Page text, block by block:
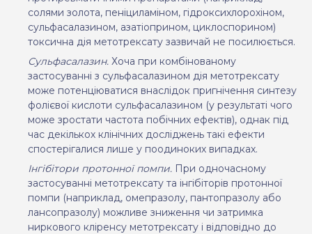
солями золота, пеніциламіном, гідроксихлорохіном,
сульфасалазином, азатіоприном, циклоспорином)
токсична дія метотрексату зазвичай не посилюється.
Сульфасалазин. Хоча при комбінованому
застосуванні з сульфасалазином дія метотрексату
може потенціюватися внаслідок пригнічення синтезу
фолієвої кислоти сульфасалазином (у результаті чого
може зростати частота побічних ефектів), однак під
час декількох клінічних досліджень такі ефекти
спостерігалися лише у поодиноких випадках.
Інгібітори протонної помпи. При одночасному
застосуванні метотрексату та інгібіторів протонної
помпи (наприклад, омепразолу, пантопразолу або
лансопразолу) можливе зниження чи затримка
ниркового кліренсу метотрексату і відповідно до